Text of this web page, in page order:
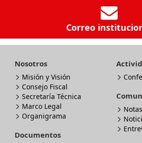
Correo
Nosotros
Misión y Visión
Consejo Fiscal
Secretaría Técnica
Marco Legal
Organigrama
Documentos